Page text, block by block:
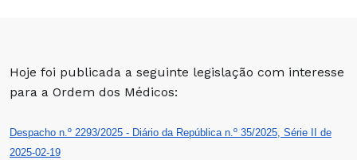
Hoje foi publicada a seguinte legislação com interesse
para a Ordem dos Médicos:
Despacho n.º 2293/2025 - Diário da República n.º 35/2025, Série II de
2025-02-19